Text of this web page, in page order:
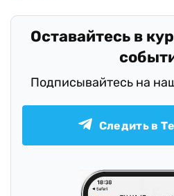
Оставайтесь в
Подписывайтесь на
Следить в